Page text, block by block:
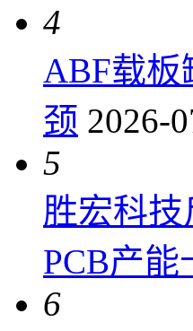
4
ABF载板
颈 2026-
5
胜宏科
PCB产能
6